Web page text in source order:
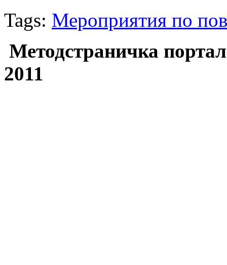
Tags: Мероприятия по
Методстраничка
2011